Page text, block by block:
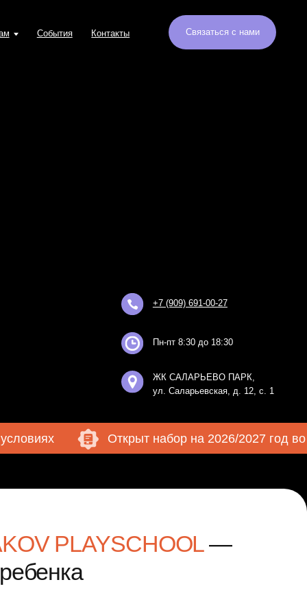
Контакты
Пн-пт 8:30 до 18:30
ЖК САЛАРЬЕВО ПАРК,
ул. Саларьевская, д. 12, с. 1
Открыт набор на 2026/2027 год во все классы!
—